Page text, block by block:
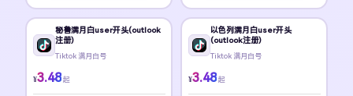
秘鲁满月白user开头(outlook
注册)
Tiktok 满月白号
¥3.48 起
以色列满月白user开头
(outlook注册)
Tiktok 满月白号
¥3.48 起